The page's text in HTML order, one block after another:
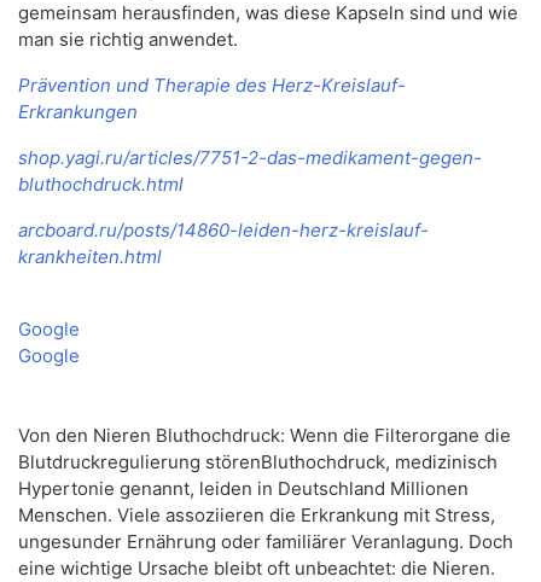
gemeinsam herausfinden, was diese Kapseln sind und wie
man sie richtig anwendet.
Prävention und Therapie des Herz-Kreislauf-
Erkrankungen
shop.yagi.ru/articles/7751-2-das-medikament-gegen-
bluthochdruck.html
arcboard.ru/posts/14860-leiden-herz-kreislauf-
krankheiten.html
Google
Google
Von den Nieren Bluthochdruck: Wenn die Filterorgane die
Blutdruckregulierung störenBluthochdruck, medizinisch
Hypertonie genannt, leiden in Deutschland Millionen
Menschen. Viele assoziieren die Erkrankung mit Stress,
ungesunder Ernährung oder familiärer Veranlagung. Doch
eine wichtige Ursache bleibt oft unbeachtet: die Nieren.